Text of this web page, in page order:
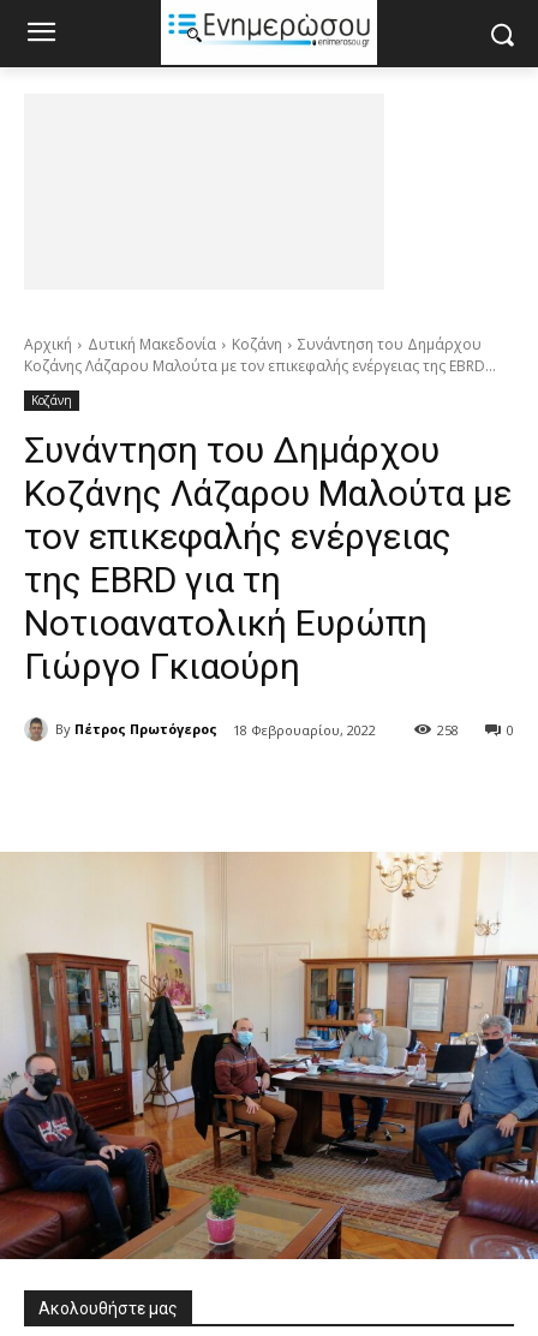
Αρχική Δυτική Μακεδονία Κοζάνη
Συνάντηση του Δημάρχου
Κοζάνης Λάζαρου Μαλούτα με τον επικεφαλής ενέργειας της EBRD...
Κοζάνη
Συνάντηση του Δημάρχου
Κοζάνης Λάζαρου Μαλούτα με
τον επικεφαλής ενέργειας
της EBRD για τη
Νοτιοανατολική Ευρώπη
Γιώργο Γκιαούρη
By Πέτρος Πρωτόγερος 18 Φεβρουαρίου, 2022 0
258
Ακολουθήστε μας